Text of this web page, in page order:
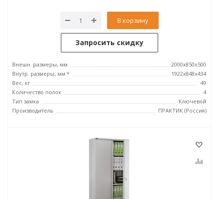
В корзину
Запросить скидку
Внешн. размеры, мм
2000x850x500
Внутр. размеры, мм *
1922x848x434
Вес, кг
49
Количество полок
4
Тип замка
Ключевой
Производитель
ПРАКТИК (Россия)